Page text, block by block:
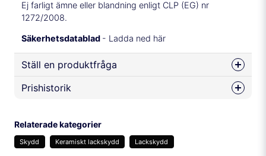
Ej farligt ämne eller blandning enligt CLP (EG) nr
1272/2008.
Säkerhetsdatablad - Ladda ned här
Ställ en produktfråga
question
Prishistorik
Relaterade kategorier
Skydd Keramiskt lackskydd Lackskydd